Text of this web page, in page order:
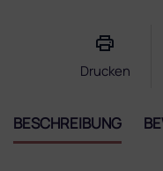
Drucken
BESCHREIBUNG